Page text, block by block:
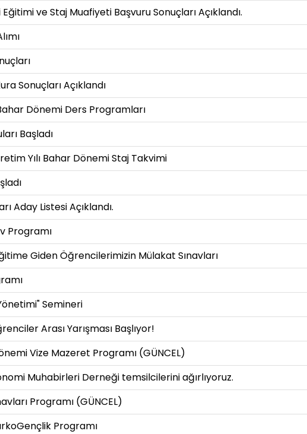
ve Staj Muafiyeti Başvuru Sonuçları Açıklandı.
Sonuçları Açıklandı
Dönemi Ders Programları
Başladı
Yılı Bahar Dönemi Staj Takvimi
Aday Listesi Açıklandı.
Programı
Giden Öğrencilerimizin Mülakat Sınavları
Semineri
Arası Yarışması Başlıyor!
Vize Mazeret Programı (GÜNCEL)
Muhabirleri Derneği temsilcilerini ağırlıyoruz.
Programı (GÜNCEL)
Programı